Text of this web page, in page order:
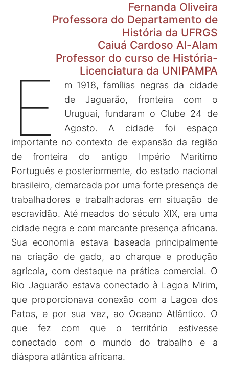
Fernanda Oliveira
Professora do Departamento de
História da UFRGS
Caiuá Cardoso Al-Alam
Professor do curso de História-
Licenciatura da UNIPAMPA
E
m 1918, famílias negras da cidade
de Jaguarão, fronteira com o
Uruguai, fundaram o Clube 24 de
Agosto. A cidade foi espaço
importante no contexto de expansão da região
de fronteira do antigo Império Marítimo
Português e posteriormente, do estado nacional
brasileiro, demarcada por uma forte presença de
trabalhadores e trabalhadoras em situação de
escravidão. Até meados do século XIX, era uma
cidade negra e com marcante presença africana.
Sua economia estava baseada principalmente
na criação de gado, ao charque e produção
agrícola, com destaque na prática comercial. O
Rio Jaguarão estava conectado à Lagoa Mirim,
que proporcionava conexão com a Lagoa dos
Patos, e por sua vez, ao Oceano Atlântico. O
que fez com que o território estivesse
conectado com o mundo do trabalho e a
diáspora atlântica africana.